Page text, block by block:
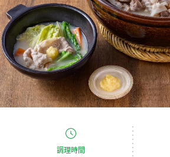
お酢ドリンク
みりん風・料理酒
つゆ
スープ
ブランド・スペシャルサイト
ブランド・スペシャルサイト トップ
商品ブランドサイト
Fibee（ファイビー）
くらしプラ酢
お酢ドリンク
企業情報
国内事業概要
企業理念
ミツカンを知る
調理時間